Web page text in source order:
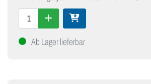
Ab Lager lieferbar